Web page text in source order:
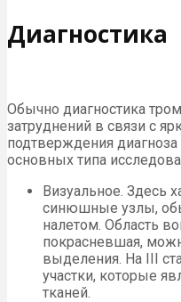
Диагностика
Обычно диагностика
затруднений в связи с
подтверждения
основных типа
Визуальное. Здесь
синюшные узлы,
налетом. Область
покрасневшая,
выделения. На III
участки, которые
тканей.